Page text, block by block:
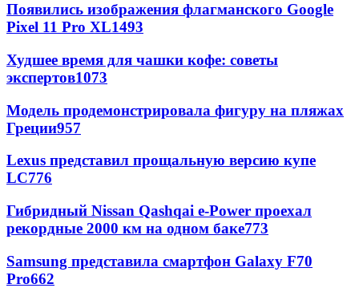
Появились изображения флагманского Google
Pixel 11 Pro XL1493
Худшее время для чашки кофе: советы
экспертов1073
Модель продемонстрировала фигуру на пляжах
Греции957
Lexus представил прощальную версию купе
LC776
Гибридный Nissan Qashqai e-Power проехал
рекордные 2000 км на одном баке773
Samsung представила смартфон Galaxy F70
Pro662